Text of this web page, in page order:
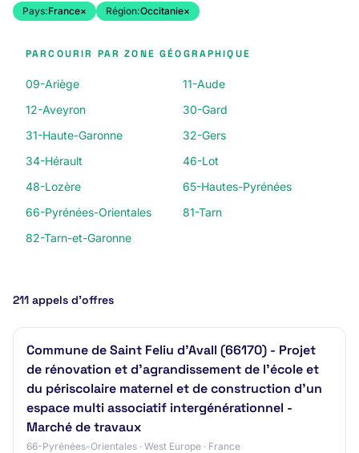
Pays:France× Région:Occitanie×
PARCOURIR PAR ZONE GÉOGRAPHIQUE
09-Ariège
11-Aude
12-Aveyron
30-Gard
31-Haute-Garonne
32-Gers
34-Hérault
46-Lot
48-Lozère
65-Hautes-Pyrénées
66-Pyrénées-Orientales
81-Tarn
82-Tarn-et-Garonne
211 appels d’offres
Commune de Saint Feliu d'Avall (66170) - Projet
de rénovation et d'agrandissement de l'école et
du périscolaire maternel et de construction d'un
espace multi associatif intergénérationnel -
Marché de travaux
66-Pyrénées-Orientales · West Europe · France